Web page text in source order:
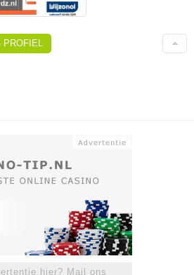
PROFIEL
hier? Mail ons